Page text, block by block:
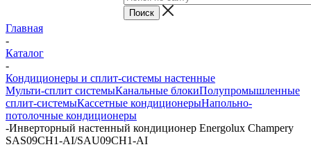
Главная
-
Каталог
-
Кондиционеры и сплит-системы настенные
Мульти-сплит системыКанальные блокиПолупромышленные
сплит-системыКассетные кондиционерыНапольно-
потолочные кондиционеры
-Инверторный настенный кондиционер Energolux Champery
SAS09CH1-AI/SAU09CH1-AI